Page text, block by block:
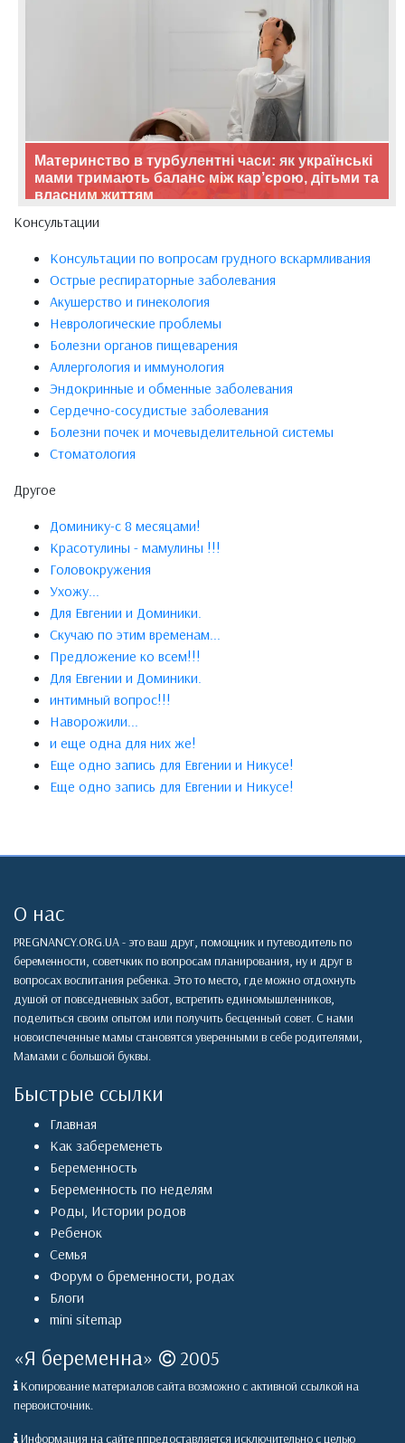
Материнство в турбулентні часи: як українські
мами тримають баланс між кар’єрою, дітьми та
власним життям
Консультации
Консультации по вопросам грудного вскармливания
Острые респираторные заболевания
Акушерство и гинекология
Неврологические проблемы
Болезни органов пищеварения
Аллергология и иммунология
Эндокринные и обменные заболевания
Сердечно-сосудистые заболевания
Болезни почек и мочевыделительной системы
Стоматология
Другое
Доминику-с 8 месяцами!
Красотулины - мамулины !!!
Головокружения
Ухожу...
Для Евгении и Доминики.
Скучаю по этим временам...
Предложение ко всем!!!
Для Евгении и Доминики.
интимный вопрос!!!
Наворожили...
и еще одна для них же!
Еще одно запись для Евгении и Никусе!
Еще одно запись для Евгении и Никусе!
О нас
PREGNANCY.ORG.UA - это ваш друг, помощник и путеводитель по
беременности, советчкик по вопросам планирования, ну и друг в
вопросах воспитания ребенка. Это то место, где можно отдохнуть
душой от повседневных забот, встретить единомышленников,
поделиться своим опытом или получить бесценный совет. С нами
новоиспеченные мамы становятся уверенными в себе родителями,
Мамами с большой буквы.
Быстрые ссылки
Главная
Как забеременеть
Беременность
Беременность по неделям
Роды Истории родов
Ребенок
Семья
Форум о бременности, родах
Блоги
mini sitemap
«Я беременна» 2005
Копирование материалов сайта возможно с активной ссылкой на
первоисточник.
Информация на сайте ппредоставляется исключительно с целью